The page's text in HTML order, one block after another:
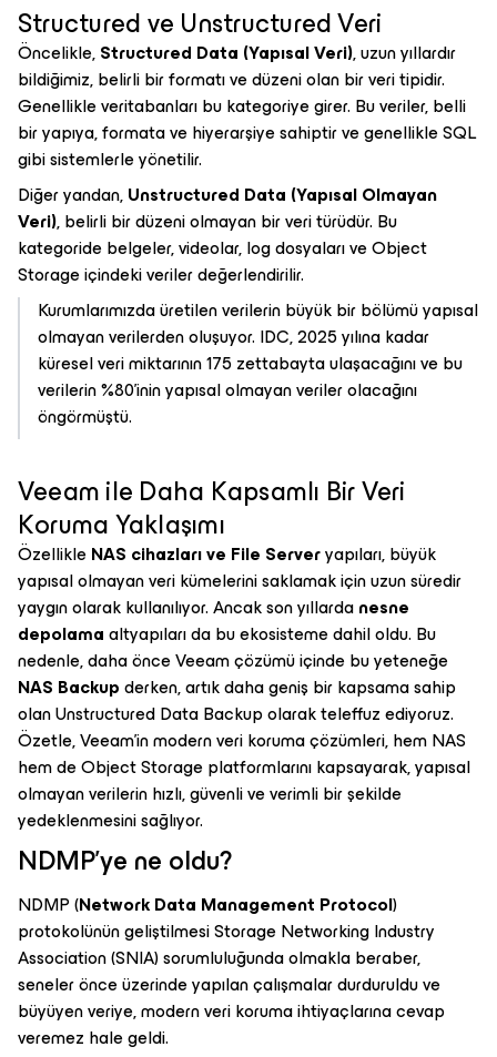
Structured ve Unstructured Veri
Öncelikle,Structured Data (Yapısal Veri), uzun yıllardır
bildiğimiz, belirli bir formatı ve düzeni olan bir veri tipidir.
Genellikle veritabanları bu kategoriye girer. Bu veriler, belli
bir yapıya, formata ve hiyerarşiye sahiptir ve genellikle SQL
gibi sistemlerle yönetilir.
Diğer yandan,Unstructured Data (Yapısal Olmayan
Veri), belirli bir düzeni olmayan bir veri türüdür. Bu
kategoride belgeler, videolar, log dosyaları ve Object
Storage içindeki veriler değerlendirilir.
Kurumlarımızda üretilen verilerin büyük bir bölümü yapısal
olmayan verilerden oluşuyor. IDC, 2025 yılına kadar
küresel veri miktarının 175 zettabayta ulaşacağını ve bu
verilerin %80’inin yapısal olmayan veriler olacağını
öngörmüştü.
Veeam ile Daha Kapsamlı Bir Veri
Koruma Yaklaşımı
ÖzellikleNAS cihazları ve File Serveryapıları, büyük
yapısal olmayan veri kümelerini saklamak için uzun süredir
yaygın olarak kullanılıyor. Ancak son yıllardanesne
depolamaaltyapıları da bu ekosisteme dahil oldu. Bu
nedenle, daha önce Veeam çözümü içinde bu yeteneğe
NAS Backupderken, artık daha geniş bir kapsama sahip
olan Unstructured Data Backup olarak teleffuz ediyoruz.
Özetle, Veeam'in modern veri koruma çözümleri, hem NAS
hem de Object Storage platformlarını kapsayarak, yapısal
olmayan verilerin hızlı, güvenli ve verimli bir şekilde
yedeklenmesini sağlıyor.
NDMP'ye ne oldu?
NDMP (Network Data Management Protocol)
protokolünün geliştilmesi Storage Networking Industry
Association (SNIA) sorumluluğunda olmakla beraber,
seneler önce üzerinde yapılan çalışmalar durduruldu ve
büyüyen veriye, modern veri koruma ihtiyaçlarına cevap
veremez hale geldi.